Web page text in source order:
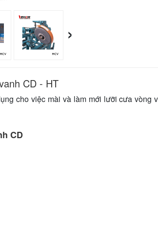
›
CD - HT
cho việc mài và làm mới lưỡi cưa
CD